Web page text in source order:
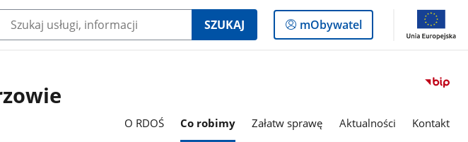
SZUKAJ
Logowanie
do
mObywatel
O RDOŚ Co robimy Załatw sprawę Aktualności Kontakt